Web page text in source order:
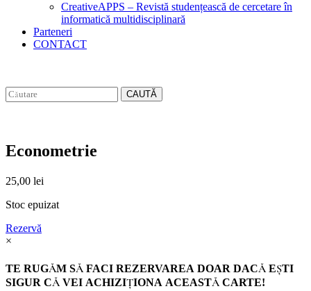
CreativeAPPS – Revistă studențească de cercetare în
informatică multidisciplinară
Parteneri
CONTACT
CAUTĂ
Econometrie
25,00 lei
Stoc epuizat
Rezervă
×
TE RUGĂM SĂ FACI REZERVAREA DOAR DACĂ EŞTI
SIGUR CĂ VEI ACHIZIŢIONA ACEASTĂ CARTE!